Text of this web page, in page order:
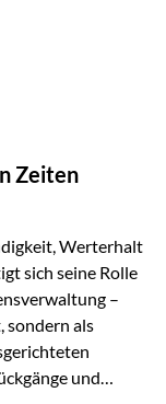
vor
Zeiten
Werterhalt
sich seine Rolle
–
sondern als